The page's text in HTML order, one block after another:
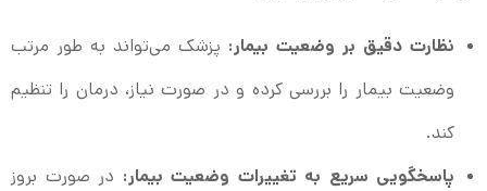
نظارت دقیق بر وضعیت بیمار:پزشک می‌تواند به طور مرتب
وضعیت بیمار را بررسی کرده و در صورت نیاز، درمان را تنظیم
کند.
پاسخگویی سریع به تغییرات وضعیت بیمار:در صورت بروز